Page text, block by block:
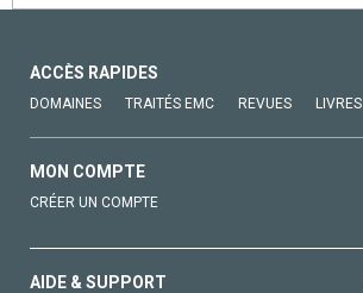
ACCÈS RAPIDES
DOMAINES TRAITÉS EMC REVUES LIVRES
MON COMPTE
CRÉER UN COMPTE
AIDE & SUPPORT